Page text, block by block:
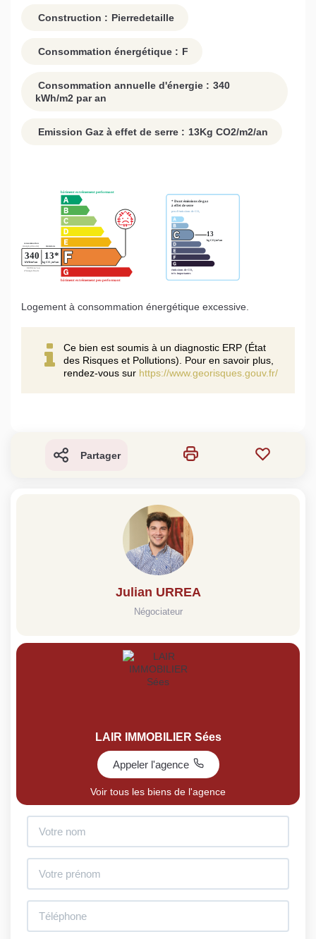
Construction : Pierredetaille
Consommation énergétique : F
Consommation annuelle d'énergie : 340
kWh/m2 par an
Emission Gaz à effet de serre : 13Kg CO2/m2/an
Logement à consommation énergétique excessive.
Ce bien est soumis à un diagnostic ERP (État
des Risques et Pollutions). Pour en savoir plus,
rendez-vous sur https://www.georisques.gouv.fr/
Partager
Julian URREA
Négociateur
LAIR IMMOBILIER Sées
Appeler l'agence
Voir tous les biens de l'agence